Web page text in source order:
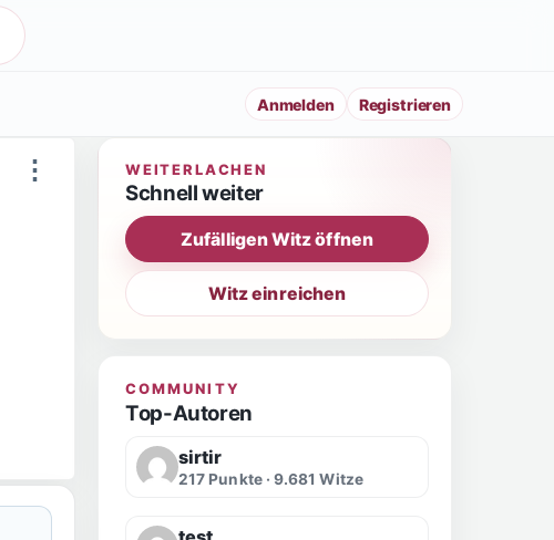
Anmelden Registrieren
⋮ WEITERLACHEN
Schnell weiter
Zufälligen Witz öffnen
Witz einreichen
COMMUNITY
Top-Autoren
sirtir
217 Punkte · 9.681 Witze